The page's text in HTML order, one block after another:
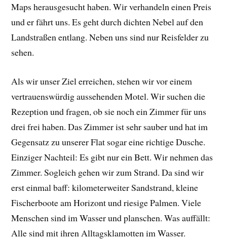
Maps herausgesucht haben. Wir verhandeln einen Preis
und er fährt uns. Es geht durch dichten Nebel auf den
Landstraßen entlang. Neben uns sind nur Reisfelder zu
sehen.
Als wir unser Ziel erreichen, stehen wir vor einem
vertrauenswürdig aussehenden Motel. Wir suchen die
Rezeption und fragen, ob sie noch ein Zimmer für uns
drei frei haben. Das Zimmer ist sehr sauber und hat im
Gegensatz zu unserer Flat sogar eine richtige Dusche.
Einziger Nachteil: Es gibt nur ein Bett. Wir nehmen das
Zimmer. Sogleich gehen wir zum Strand. Da sind wir
erst einmal baff: kilometerweiter Sandstrand, kleine
Fischerboote am Horizont und riesige Palmen. Viele
Menschen sind im Wasser und planschen. Was auffällt:
Alle sind mit ihren Alltagsklamotten im Wasser.